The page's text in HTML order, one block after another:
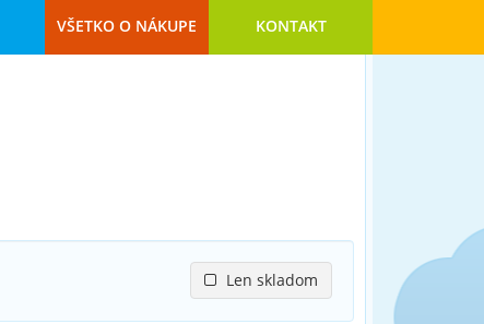
VŠETKO O NÁKUPE KONTAKT
Len skladom